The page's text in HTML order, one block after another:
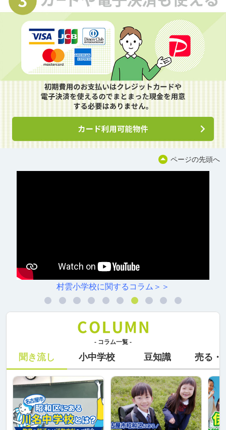
ページの先頭へ
村雲小学校に関するコラム＞＞
- コラム一覧 -
聞き流し 小中学校 豆知識 売る・